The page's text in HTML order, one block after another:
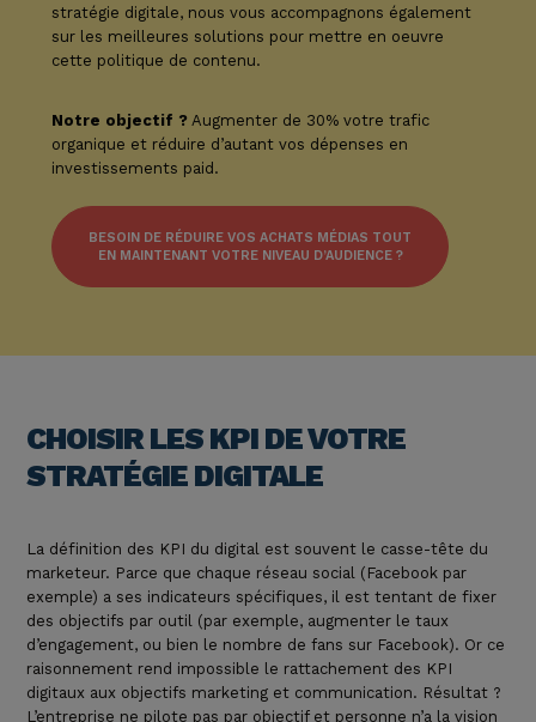
stratégie digitale, nous vous accompagnons également
sur les meilleures solutions pour mettre en oeuvre
cette politique de contenu.
Notre objectif ?Augmenter de 30% votre trafic
organique et réduire d’autant vos dépenses en
investissements paid.
BESOIN DE RÉDUIRE VOS ACHATS MÉDIAS TOUT
EN MAINTENANT VOTRE NIVEAU D’AUDIENCE ?
CHOISIR LES KPI DE VOTRE
STRATÉGIE DIGITALE
La définition des KPI du digital est souvent le casse-tête du
marketeur. Parce que chaque réseau social (Facebook par
exemple) a ses indicateurs spécifiques, il est tentant de fixer
des objectifs par outil (par exemple, augmenter le taux
d’engagement, ou bien le nombre de fans sur Facebook). Or ce
raisonnement rend impossible le rattachement des KPI
digitaux aux objectifs marketing et communication. Résultat ?
L’entreprise ne pilote pas par objectif et personne n’a la vision